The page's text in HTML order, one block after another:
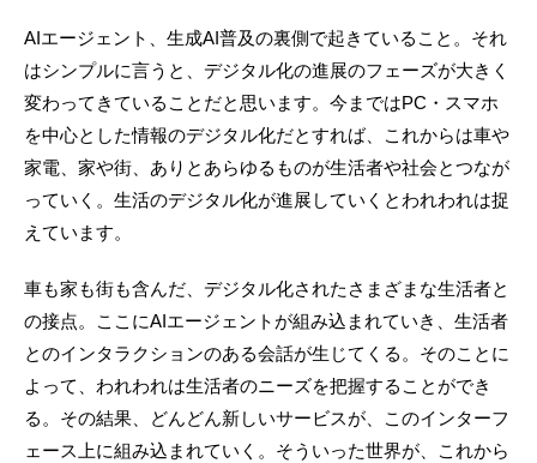
AIエージェント、生成AI普及の裏側で起きていること。それ
はシンプルに言うと、デジタル化の進展のフェーズが大きく
変わってきていることだと思います。今まではPC・スマホ
を中心とした情報のデジタル化だとすれば、これからは車や
家電、家や街、ありとあらゆるものが生活者や社会とつなが
っていく。生活のデジタル化が進展していくとわれわれは捉
えています。
車も家も街も含んだ、デジタル化されたさまざまな生活者と
の接点。ここにAIエージェントが組み込まれていき、生活者
とのインタラクションのある会話が生じてくる。そのことに
よって、われわれは生活者のニーズを把握することができ
る。その結果、どんどん新しいサービスが、このインターフ
ェース上に組み込まれていく。そういった世界が、これから